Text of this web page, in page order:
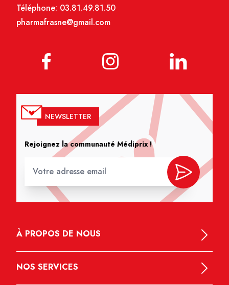
Téléphone: 03.81.49.81.50
pharmafrasne@gmail.com
NEWSLETTER
Rejoignez la communauté Médiprix !
À PROPOS DE NOUS
NOS SERVICES